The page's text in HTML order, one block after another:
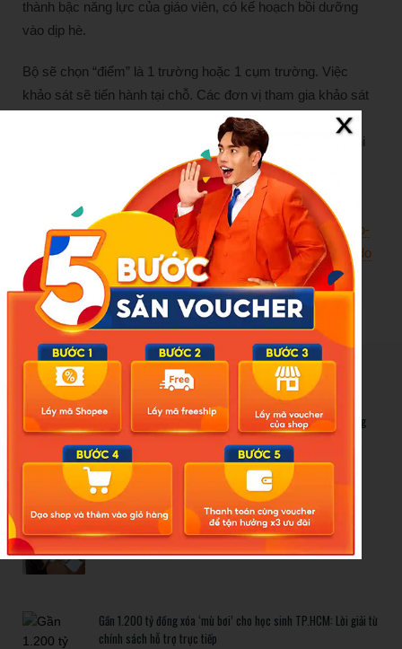
thành bậc năng lực của giáo viên, có kế hoạch bồi dưỡng
vào dịp hè.
Bộ sẽ chọn “điểm” là 1 trường hoặc 1 cụm trường. Việc
khảo sát sẽ tiến hành tại chỗ. Các đơn vị tham gia khảo sát
phải đáp ứng các yêu cầu như: Bảo đảm đồng thời ít nhất
1.000 người cùng tham gia dự thi; có ngân hàng câu hỏi thi
chuẩn hóa đủ lớn với 4 kỹ năng (nghe, nói, đọc, viết); thời
gian làm bài cho 4 kỹ năng không quá 1 buổi;…
Nguồn:https://laodong.vn/giao-duc/bo-giao-duc-va-dao-tao-
sap-khao-sat-nang-luc-tieng-anh-cua-giao-vien-1651787.ldo
New Posts
Bão số 3 hình thành trên Biển Đông: Vì sao không ảnh hưởng
đất liền vẫn cần cảnh giác cao độ?
Cảnh báo thủ đoạn lừa đảo kết hôn: Khi sính lễ trở thành ‘cái
bẫy’ tinh vi
Gần 1.200 tỷ đồng xóa ‘mù bơi’ cho học sinh TP.HCM: Lời giải từ
chính sách hỗ trợ trực tiếp